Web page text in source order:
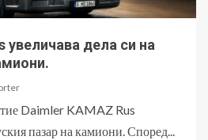
увеличава дела си на
Daimler KAMAZ Rus
пазар на камиони. Според...